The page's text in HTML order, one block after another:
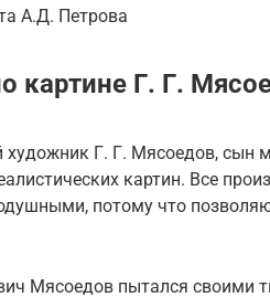
А.Д. Петрова
картине Г. Г.
художник Г. Г. Мясоедов, сын
картин. Все
потому что
Мясоедов пытался своими